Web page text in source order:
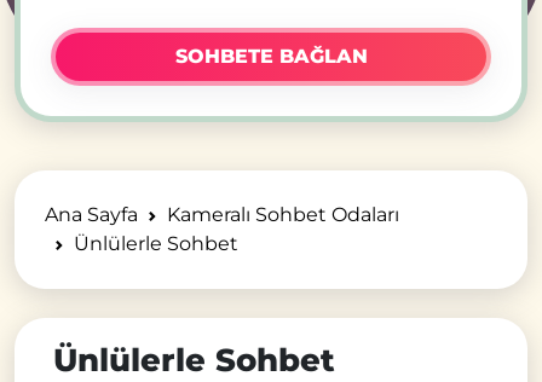
SOHBETE BAĞLAN
Ana Sayfa
Kameralı Sohbet Odaları
Ünlülerle Sohbet
Ünlülerle Sohbet